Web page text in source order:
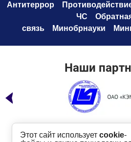
Антитеррор
ЧС
связь
Минобрнауки
Наши
Этот сайт использует cookie-